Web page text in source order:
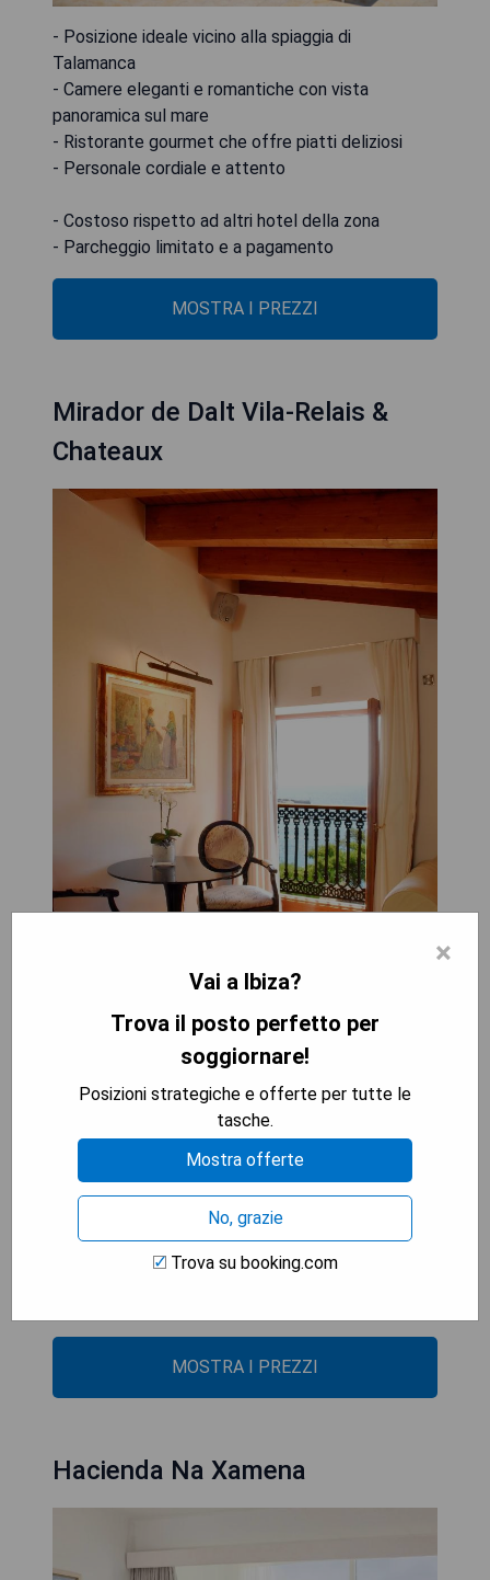
- Posizione ideale vicino alla spiaggia di
Talamanca
- Camere eleganti e romantiche con vista
panoramica sul mare
- Ristorante gourmet che offre piatti deliziosi
- Personale cordiale e attento
- Costoso rispetto ad altri hotel della zona
- Parcheggio limitato e a pagamento
MOSTRA I PREZZI
Mirador de Dalt Vila-Relais &
Chateaux
Pros:
- Vista mozzafiato sulla città vecchia di Ibiza
- Design elegante e lussuoso
- Servizio attento e cortese
- Cucina deliziosa e raffinata
MOSTRA I PREZZI
Hacienda Na Xamena
×
Vai a Ibiza?
Trova il posto perfetto per
soggiornare!
Posizioni strategiche e offerte per tutte le
tasche.
Mostra offerte
No, grazie
Trova su booking.com